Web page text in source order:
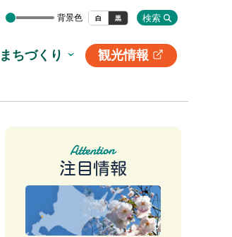
背景色 白 黒 検索
まちづくり
観光情報
別
ト
注目情報